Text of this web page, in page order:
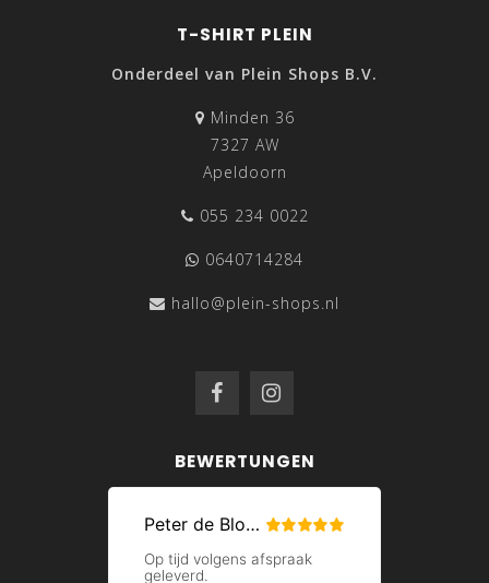
T-SHIRT PLEIN
Onderdeel van Plein Shops B.V.
Minden 36
7327 AW
Apeldoorn
055 234 0022
0640714284
hallo@plein-shops.nl
BEWERTUNGEN